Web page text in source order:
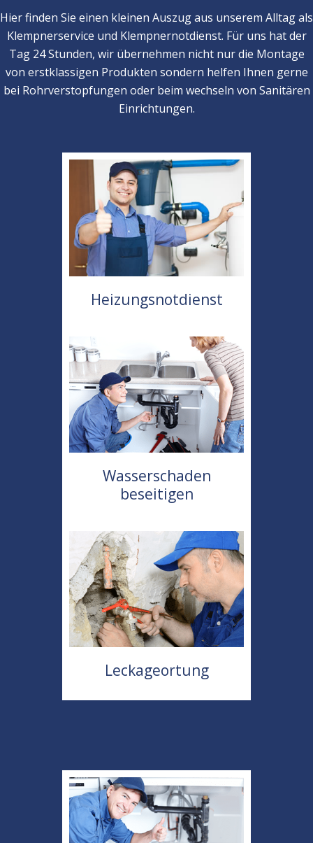
Hier finden Sie einen kleinen Auszug aus unserem Alltag als
Klempnerservice und Klempnernotdienst. Für uns hat der
Tag 24 Stunden, wir übernehmen nicht nur die Montage
von erstklassigen Produkten sondern helfen Ihnen gerne
bei Rohrverstopfungen oder beim wechseln von Sanitären
Einrichtungen.
Heizungsnotdienst
Wasserschaden
beseitigen
Leckageortung